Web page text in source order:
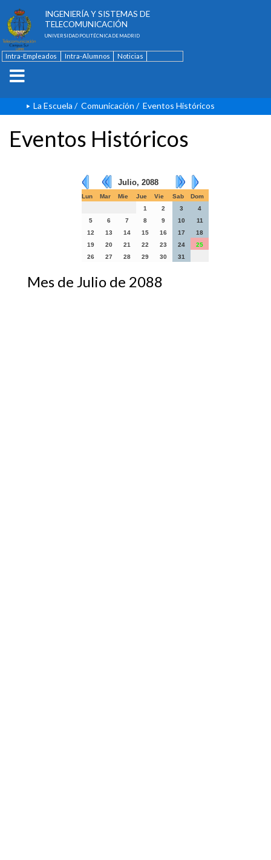
INGENIERÍA Y SISTEMAS DE
TELECOMUNICACIÓN
UNIVERSIDAD POLITÉCNICA DE MADRID
Intra-Empleados Intra-Alumnos
Noticias
La Escuela / Comunicación / Eventos Históricos
Eventos Históricos
Julio, 2088
Lun Mar Mie Jue Vie Sab
Dom
1
2 3
4
5
6 7 8 9 10
11
12
13 14 15 16 17
18
19
20 21 22 23 24
25
26
27 28 29 30 31
Mes de Julio de 2088